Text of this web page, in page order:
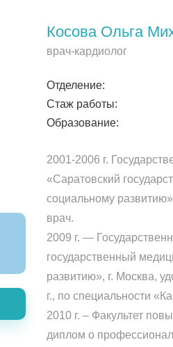
Косова Ольга
врач-кардиолог
Отделение:
Стаж работы:
Образование:
2001-2006 г.
«Саратовский
социальному
врач.
2009 г. —
государственный
развитию», г. Москва,
г., по специальности
2010 г. – Факультет
диплом о